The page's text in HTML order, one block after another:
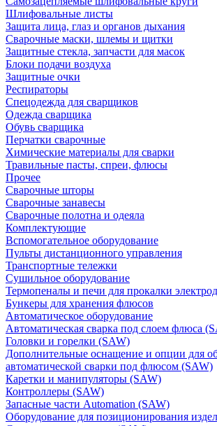
Шлифовальные листы
Защита лица, глаз и органов дыхания
Сварочные маски, шлемы и щитки
Защитные стекла, запчасти для масок
Блоки подачи воздуха
Защитные очки
Респираторы
Спецодежда для сварщиков
Одежда сварщика
Обувь сварщика
Перчатки сварочные
Химические материалы для сварки
Травильные пасты, спреи, флюсы
Прочее
Сварочные шторы
Сварочные занавесы
Сварочные полотна и одеяла
Комплектующие
Вспомогательное оборудование
Пульты дистанционного управления
Транспортные тележки
Сушильное оборудование
Термопеналы и печи для прокалки
Бункеры для хранения флюсов
Автоматическое оборудование
Автоматическая сварка под слоем флюса
Головки и горелки (SAW)
Дополнительные оснащение и опции для
автоматической сварки под флюсом (SAW)
Каретки и манипуляторы (SAW)
Контроллеры (SAW)
Запасные части Automation (SAW)
Оборудование для позиционирования